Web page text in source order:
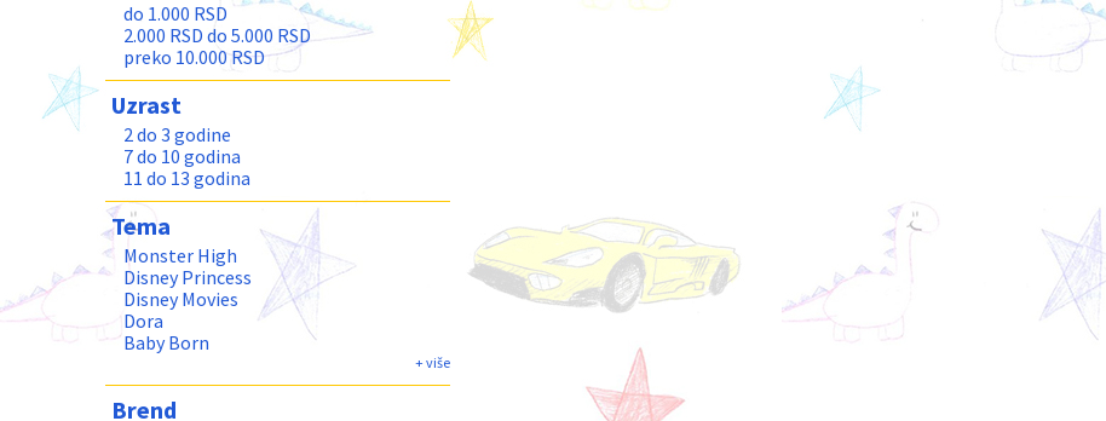
do 1.000 RSD
2.000 RSD do 5.000 RSD
preko 10.000 RSD
Uzrast
2 do 3 godine
7 do 10 godina
11 do 13 godina
Tema
Monster High
Disney Princess
Disney Movies
Dora
Baby Born
Isadora
+ više
Brend